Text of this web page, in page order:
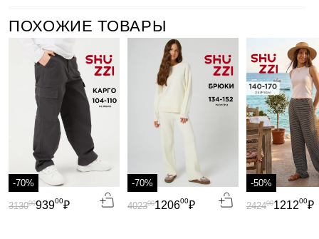
ПОХОЖИЕ ТОВАРЫ
-70%
93900₽
313000
-70%
120600₽
402300
-50%
121200₽
242400